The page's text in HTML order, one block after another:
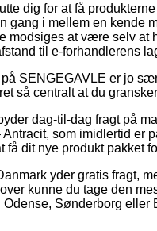
dig for at få
gang i mellem en kende
modsiges at være selv at
til e-forhandlerens
SENGEGAVLE er jo
så centralt at du
dag-til-dag fragt på
som imidlertid er
få dit nye produkt pakket
yder gratis fragt,
kunne du tage den
Sønderborg eller